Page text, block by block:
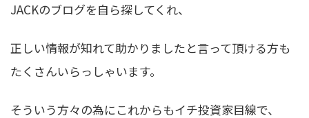
JACKのブログを自ら探してくれ、
正しい情報が知れて助かりましたと言って頂ける方も
たくさんいらっしゃいます。
そういう方々の為にこれからもイチ投資家目線で、